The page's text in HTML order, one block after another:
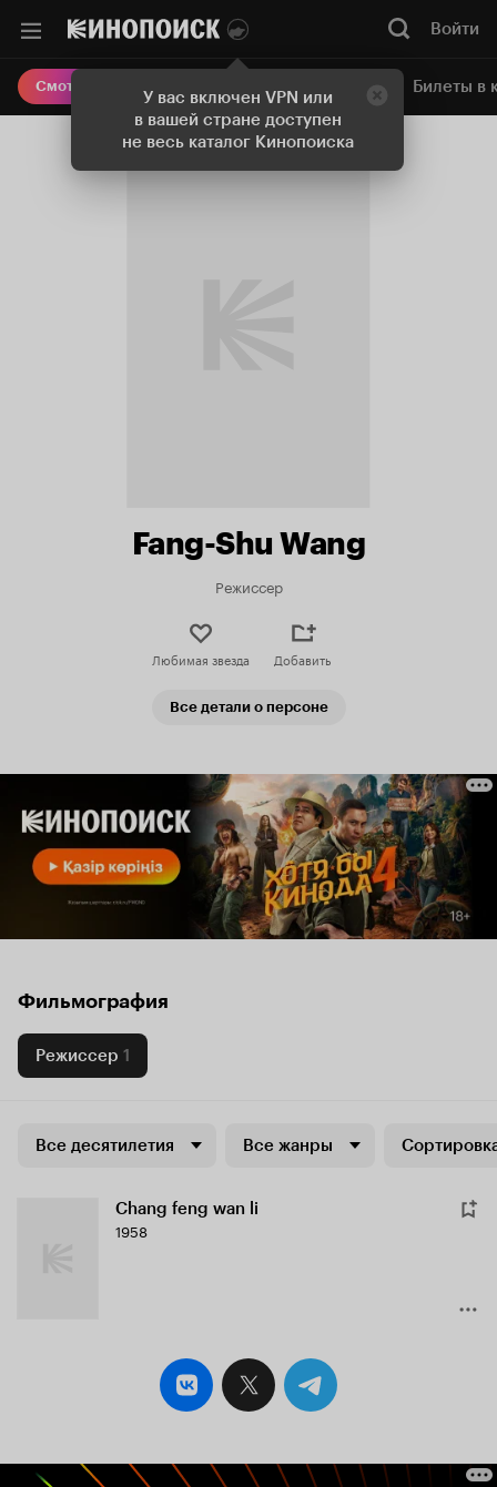
У вас включен VPN или
в вашей стране доступен
не весь каталог Кинопоиска
Войти
Смотреть кино Онлайн-кинотеатр Билеты в
Fang-Shu Wang
Режиссер
Любимая звезда Добавить
Все детали о персоне
Фильмография
Режиссер 1
Все десятилетия Все жанры
Chang feng wan li
1958